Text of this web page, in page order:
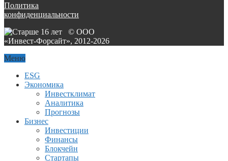
Политика
конфиденциальности
© ООО
«Инвест-Форсайт», 2012-2026
Меню
ESG
Экономика
Инвестклимат
Аналитика
Прогнозы
Бизнес
Инвестиции
Финансы
Блокчейн
Стартапы